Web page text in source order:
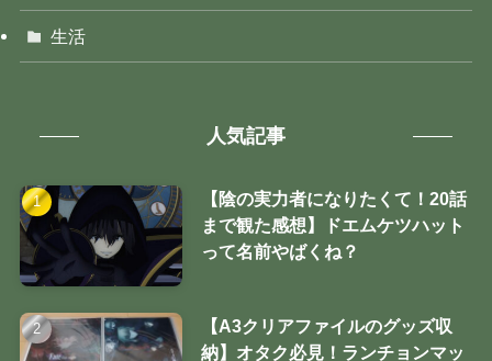
生活
人気記事
【陰の実力者になりたくて！20話
まで観た感想】ドエムケツハット
って名前やばくね？
【A3クリアファイルのグッズ収
納】オタク必見！ランチョンマッ